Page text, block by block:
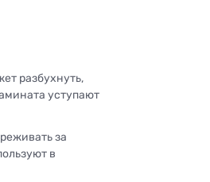
разбухнуть,
уступают
за
в